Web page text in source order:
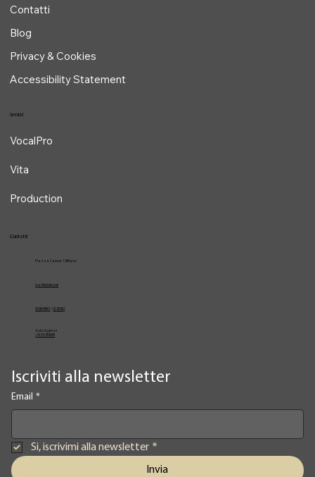
Iscriviti alla newsletter
Email *
Si, iscrivimi alla newsletter *
Invia
Contatti
Blog
Privacy & Cookies
Accessibility Statement
Contatti
Piazza Cavour 1, Milano
vcarlile@me.com
02 82948631 / 02 653952
Solo Urgenze
+39 3334709981
Servizi
VocalPro
Vita
Production